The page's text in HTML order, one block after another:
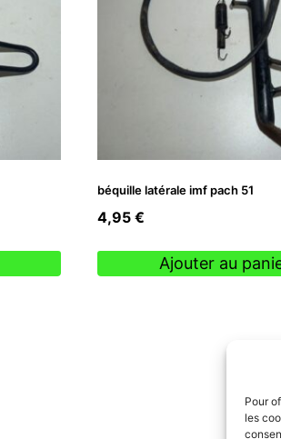
Pour
les
béquille latérale imf pach 51
4,95 €
Ajouter au